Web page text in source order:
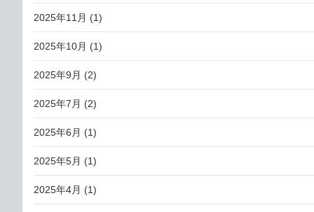
2025年11月 (1)
2025年10月 (1)
2025年9月 (2)
2025年7月 (2)
2025年6月 (1)
2025年5月 (1)
2025年4月 (1)